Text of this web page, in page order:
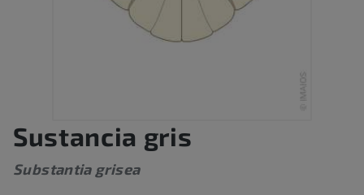
Sustancia gris
Substantia grisea